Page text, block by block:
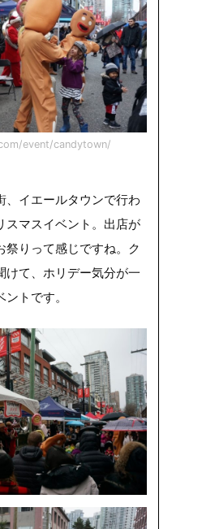
event/candytown/
、イエールタウンで行わ
スマスイベント。出店が
祭りって感じですね。ク
けて、ホリデー気分が一
トです。